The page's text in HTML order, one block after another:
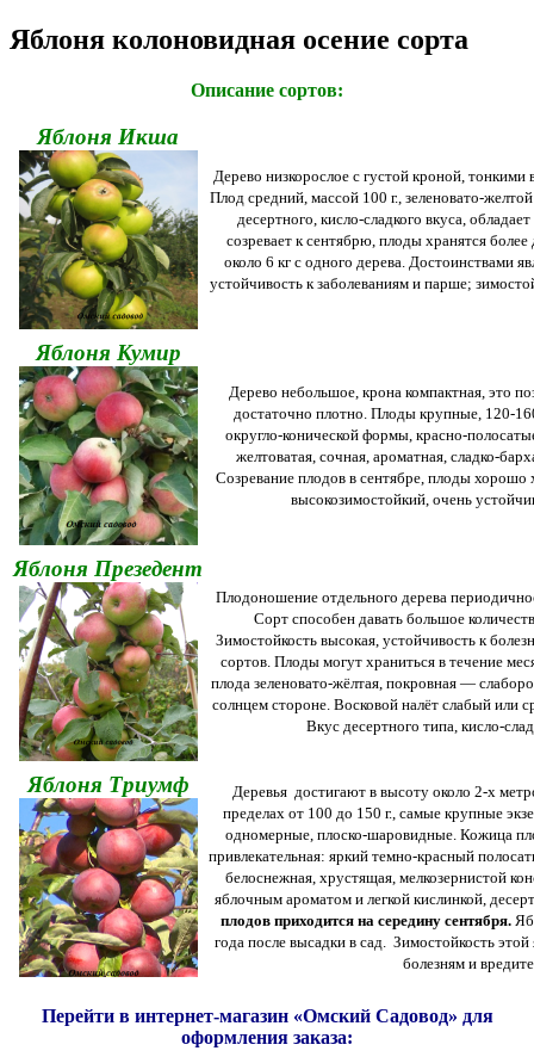
Яблоня колоновидная осение сорта
Описание сортов:
Яблоня Икша
Дерево низкорослое с густой кроной,
Плод средний, массой 100 г., зеленовато-
десертного, кисло-сладкого вкуса,
созревает к сентябрю, плоды хранятся
около 6 кг с одного дерева. Достоинствами
устойчивость к заболеваниям и парше;
Яблоня Кумир
Дерево небольшое, крона компактная, это
достаточно плотно. Плоды крупные, 120-
округло-конической формы, красно-
желтоватая, сочная, ароматная, сладко-
Созревание плодов в сентябре, плоды хорошо
высокозимостойкий, очень
Яблоня Презедент
Плодоношение отдельного дерева
Сорт способен давать большое
Зимостойкость высокая, устойчивость к
сортов. Плоды могут храниться в течение
плода зеленовато-жёлтая, покровная —
солнцем стороне. Восковой налёт слабый или
Вкус десертного типа, кисло-
Яблоня Триумф
Деревья достигают в высоту около 2-х
пределах от 100 до 150 г., самые крупные
одномерные, плоско-шаровидные. Кожица
привлекательная: яркий темно-красный
белоснежная, хрустящая, мелкозернистой
яблочным ароматом и легкой кислинкой,
плодов приходится на середину сентября.
года после высадки в сад. Зимостойкость
болезням и
Перейти в интернет-магазин «Омский Садовод» для
оформления заказа: